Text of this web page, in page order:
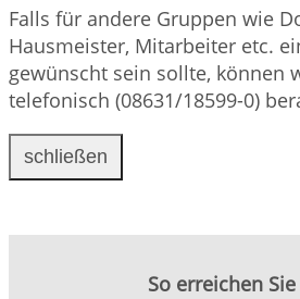
Falls für andere Gruppen wie
Hausmeister, Mitarbeiter etc.
gewünscht sein sollte, können
telefonisch (08631/18599-0)
schließen
So erreichen